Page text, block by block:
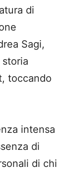
di
Sagi,
toccando
intensa
di
di chi